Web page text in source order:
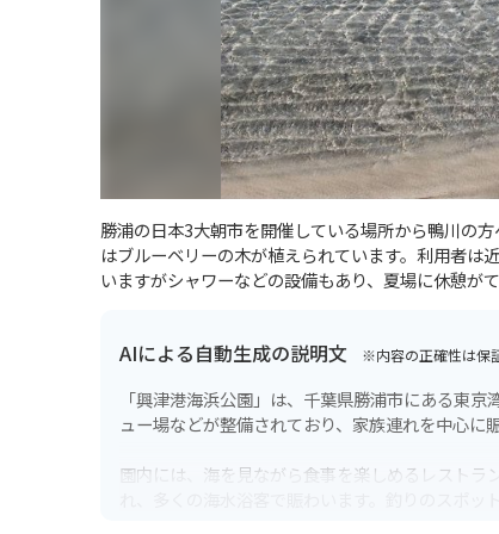
勝浦の日本3大朝市を開催している場所から鴨川の
はブルーベリーの木が植えられています。利用者は
いますがシャワーなどの設備もあり、夏場に休憩が
AIによる自動生成の説明文 ※内容の正確性は保
「興津港海浜公園」は、千葉県勝浦市にある東
ュー場などが整備されており、家族連れを中心に
園内には、海を見ながら食事を楽しめるレストラ
れ、多くの海水浴客で賑わいます。釣りのスポッ